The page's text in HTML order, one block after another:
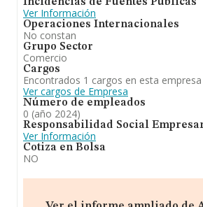
Ver Información
Operaciones Internacionales
No constan
Grupo Sector
Comercio
Cargos
Encontrados 1 cargos en esta empresa
Ver cargos de Empresa
Número de empleados
0 (año 2024)
Responsabilidad Social
Ver Información
Cotiza en Bolsa
NO